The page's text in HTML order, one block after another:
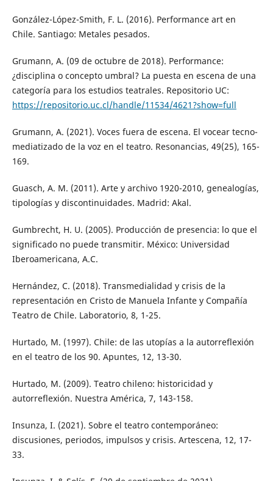
González-López-Smith, F. L. (2016). Performance art en
Chile. Santiago: Metales pesados.
Grumann, A. (09 de octubre de 2018). Performance:
¿disciplina o concepto umbral? La puesta en escena de una
categoría para los estudios teatrales. Repositorio UC:
https://repositorio.uc.cl/handle/11534/4621?show=full
Grumann, A. (2021). Voces fuera de escena. El vocear tecno-
mediatizado de la voz en el teatro. Resonancias, 49(25), 165-
169.
Guasch, A. M. (2011). Arte y archivo 1920-2010, genealogías,
tipologías y discontinuidades. Madrid: Akal.
Gumbrecht, H. U. (2005). Producción de presencia: lo que el
significado no puede transmitir. México: Universidad
Iberoamericana, A.C.
Hernández, C. (2018). Transmedialidad y crisis de la
representación en Cristo de Manuela Infante y Compañía
Teatro de Chile. Laboratorio, 8, 1-25.
Hurtado, M. (1997). Chile: de las utopías a la autorreflexión
en el teatro de los 90. Apuntes, 12, 13-30.
Hurtado, M. (2009). Teatro chileno: historicidad y
autorreflexión. Nuestra América, 7, 143-158.
Insunza, I. (2021). Sobre el teatro contemporáneo:
discusiones, periodos, impulsos y crisis. Artescena, 12, 17-
33.